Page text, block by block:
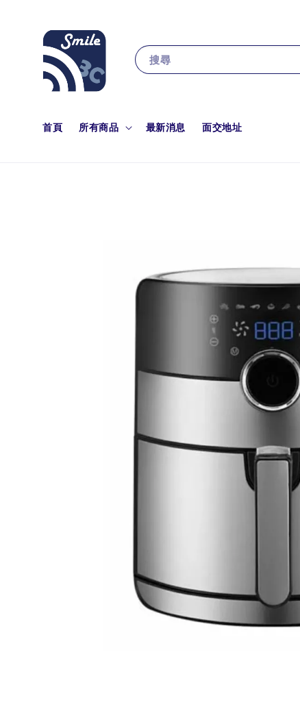
搜尋
首頁 所有商品 最新消息 面交地址